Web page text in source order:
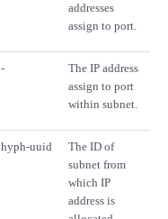
addresses
assign to port.
-
The IP address
assign to port
within subnet.
hyph-uuid
The ID of
subnet from
which IP
address is